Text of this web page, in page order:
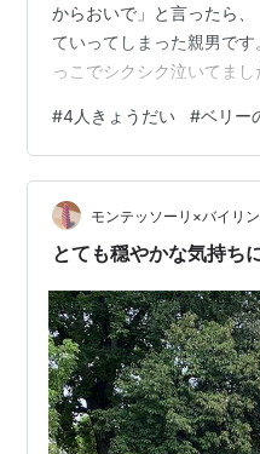
からおいで」と言ったら
ていってしまった親男で
っこでシクシク泣いてま
さて。 わが家の4人のナル
別もいい具合にばらけて
バラバラ。 例えばこんな
合。。。 👉夏休みの宿題
楽やら）を夏休みが始ま
#4人きょうだい #ベリー
モンテッソーリ×バイリ
とても穏やかな気持